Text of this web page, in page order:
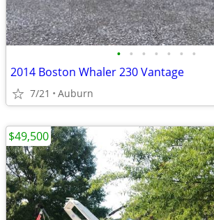
• • • • • • •
2014 Boston Whaler 230 Vantage
7/21 Auburn
$49,500